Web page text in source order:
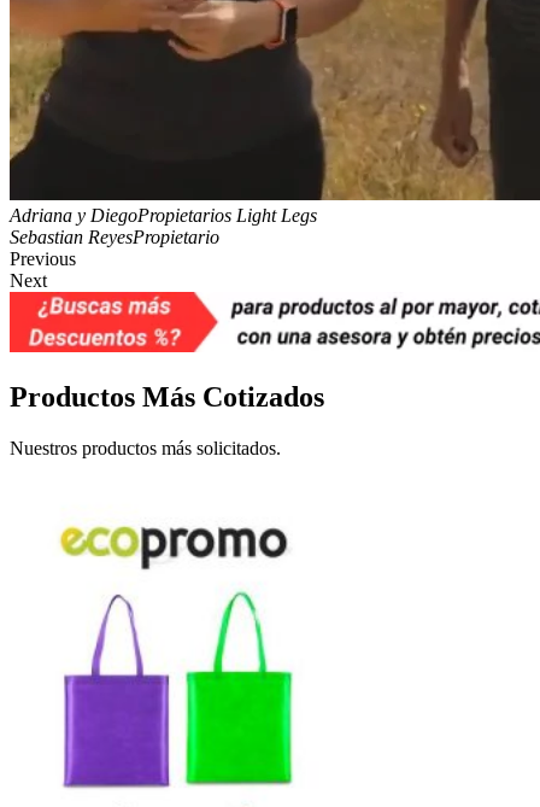
Adriana y DiegoPropietarios Light Legs
Sebastian ReyesPropietario
Previous
Next
Productos Más Cotizados
Nuestros productos más solicitados.